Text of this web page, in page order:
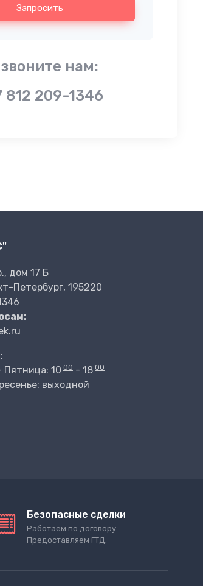
Запросить
нам:
812 209-1346
дом 17 Б
Петербург, 195220
Пятница: 10 00 - 18 00
выходной
Безопасные сделки
Работаем по договору.
Предоставляем ГТД.